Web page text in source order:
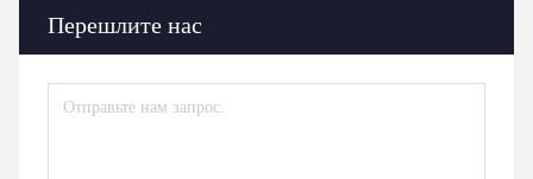
Перешлите нас